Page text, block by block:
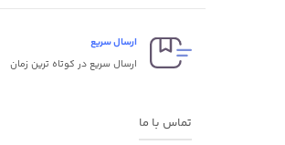
ارسال سریع
ارسال سریع در کوتاه ترین زمان
تماس با ما